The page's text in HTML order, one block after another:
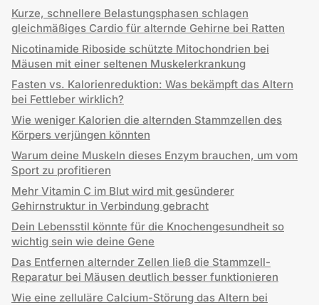
Kurze, schnellere Belastungsphasen schlagen
gleichmäßiges Cardio für alternde Gehirne bei Ratten
Nicotinamide Riboside schützte Mitochondrien bei
Mäusen mit einer seltenen Muskelerkrankung
Fasten vs. Kalorienreduktion: Was bekämpft das Altern
bei Fettleber wirklich?
Wie weniger Kalorien die alternden Stammzellen des
Körpers verjüngen könnten
Warum deine Muskeln dieses Enzym brauchen, um vom
Sport zu profitieren
Mehr Vitamin C im Blut wird mit gesünderer
Gehirnstruktur in Verbindung gebracht
Dein Lebensstil könnte für die Knochengesundheit so
wichtig sein wie deine Gene
Das Entfernen alternder Zellen ließ die Stammzell-
Reparatur bei Mäusen deutlich besser funktionieren
Wie eine zelluläre Calcium-Störung das Altern bei